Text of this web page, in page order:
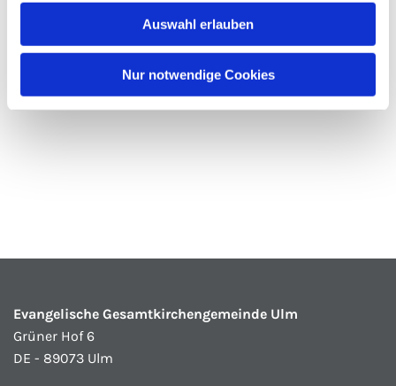
Auswahl erlauben
Nur notwendige Cookies
Evangelische Gesamtkirchengemeinde Ulm
Grüner Hof 6
DE - 89073 Ulm